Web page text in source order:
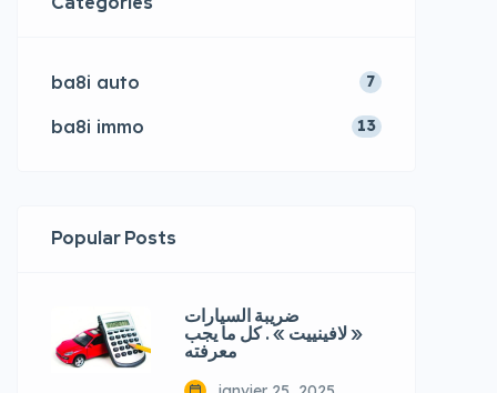
ba8i auto 7
ba8i immo 13
Popular Posts
ضريبة السيارات
« لافينييت » . كل ما يجب
معرفته